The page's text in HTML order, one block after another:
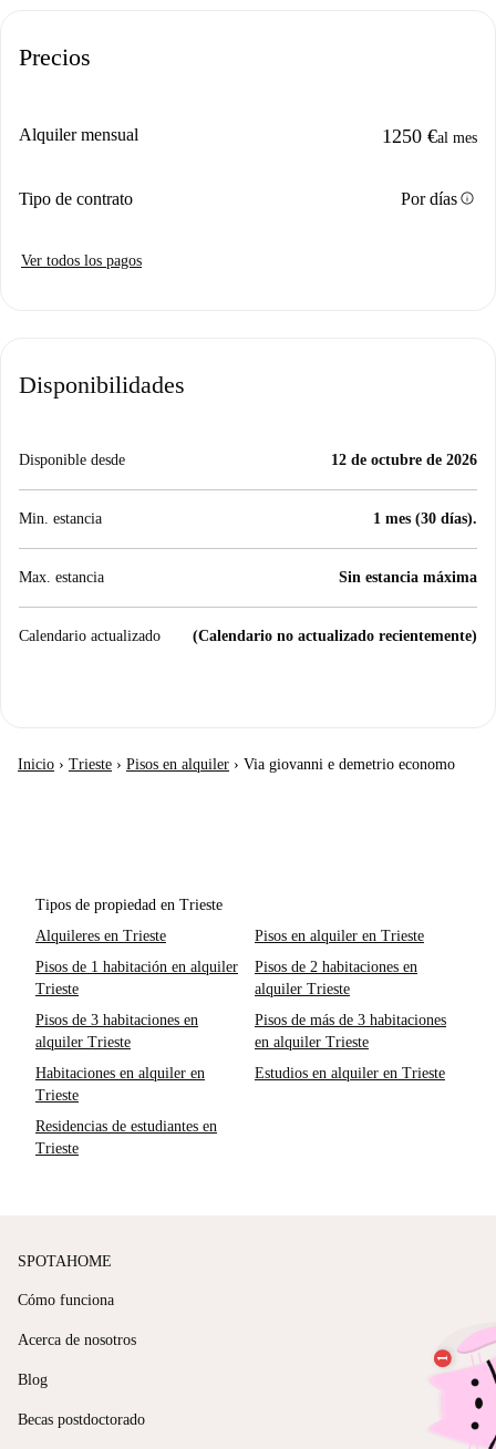
Precios
Alquiler mensual 1250 €al mes
Tipo de contrato Por díasinfo
Ver todos los pagos
Disponibilidades
Disponible desde 12 de octubre de 2026
Min. estancia 1 mes (30 días).
Max. estancia Sin estancia máxima
Calendario actualizado (Calendario no actualizado recientemente)
Inicio › Trieste › Pisos en alquiler › Via giovanni e demetrio economo
Tipos de propiedad en Trieste
Alquileres en Trieste
Pisos en alquiler en Trieste
Pisos de 1 habitación en alquiler
Trieste
Pisos de 2 habitaciones en
alquiler Trieste
Pisos de 3 habitaciones en
alquiler Trieste
Pisos de más de 3 habitaciones
en alquiler Trieste
Habitaciones en alquiler en
Trieste
Estudios en alquiler en Trieste
Residencias de estudiantes en
Trieste
SPOTAHOME
Cómo funciona
Acerca de nosotros
Blog
Becas postdoctorado